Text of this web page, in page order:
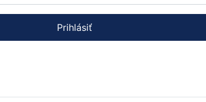
Prihlásiť